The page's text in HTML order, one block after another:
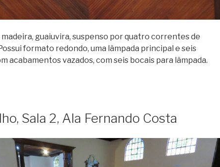
guaiuvira, suspenso por quatro correntes de
formato redondo, uma lâmpada principal e seis
acabamentos vazados, com seis bocais para lâmpada.
Sala 2, Ala Fernando Costa